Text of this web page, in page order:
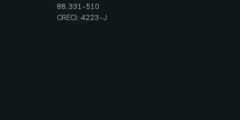
88.331-510
CRECI: 4223-J